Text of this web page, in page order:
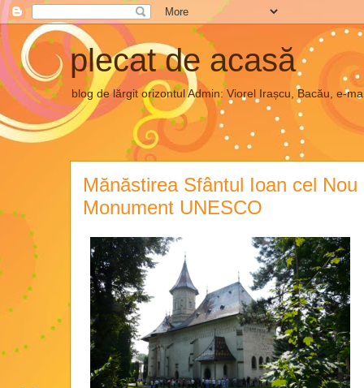
plecat de acasă
blog de lărgit orizontul Admin: Viorel Irașcu, Bacău, e-
Mănăstirea Sfântul Ioan cel
Monument UNESCO